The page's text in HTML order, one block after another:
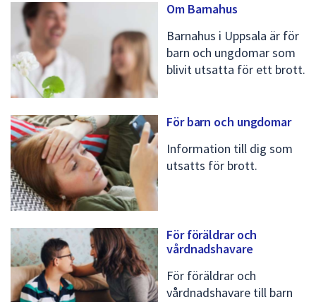
för
att
navigera
mellan
sökförslagen
enter
för
att
välja
Om Barnahus
Barnahus i Uppsala är för
barn och ungdomar som
blivit utsatta för ett brott.
För barn och ungdomar
Information till dig som
utsatts för brott.
För föräldrar och
vårdnadshavare
För föräldrar och
vårdnadshavare till barn